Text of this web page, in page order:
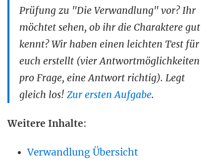
Prüfung zu "Die Verwandlung" vor? Ihr
möchtet sehen, ob ihr die Charaktere gut
kennt? Wir haben einen leichten Test für
euch erstellt (vier Antwortmöglichkeiten
pro Frage, eine Antwort richtig). Legt
gleich los! Zur ersten Aufgabe.
Weitere Inhalte:
Verwandlung Übersicht